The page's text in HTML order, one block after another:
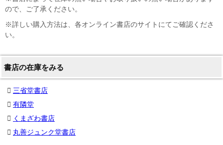
ので、ご了承ください。
※詳しい購入方法は、各オンライン書店のサイトにてご確認くださ
い。
書店の在庫をみる
三省堂書店
有隣堂
くまざわ書店
丸善ジュンク堂書店